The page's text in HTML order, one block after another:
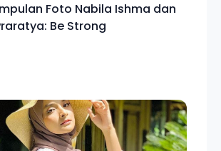
Foto Nabila Ishma dan
Be Strong